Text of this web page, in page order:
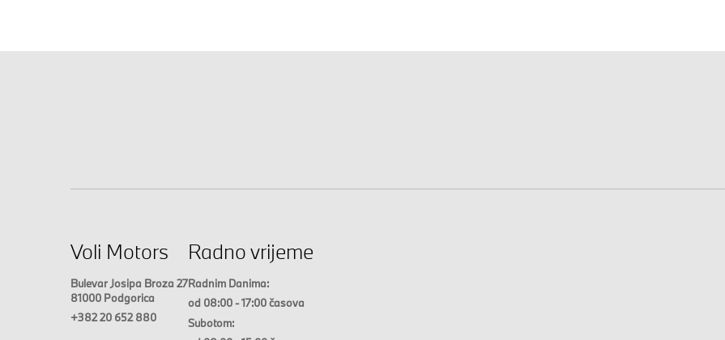
Voli Motors
Bulevar Josipa Broza 27
81000 Podgorica
+382 20 652 880
Radno vrijeme
Radnim Danima:
od 08:00 - 17:00 časova
Subotom: